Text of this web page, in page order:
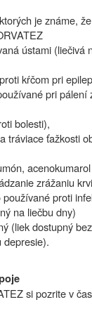
je známe,
ústami (liečivá
kŕčom pri
pri pálení
bolesti),
tráviace ťažkosti
zrážaniu
proti
na liečbu dny)
(liek dostupný
depresie).
si pozrite v